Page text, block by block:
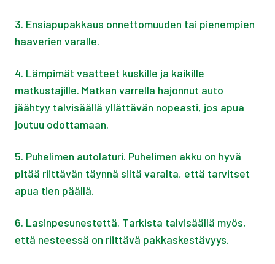
3. Ensiapupakkaus onnettomuuden tai pienempien
haaverien varalle.
4. Lämpimät vaatteet kuskille ja kaikille
matkustajille. Matkan varrella hajonnut auto
jäähtyy talvisäällä yllättävän nopeasti, jos apua
joutuu odottamaan.
5. Puhelimen autolaturi. Puhelimen akku on hyvä
pitää riittävän täynnä siltä varalta, että tarvitset
apua tien päällä.
6. Lasinpesunestettä. Tarkista talvisäällä myös,
että nesteessä on riittävä pakkaskestävyys.